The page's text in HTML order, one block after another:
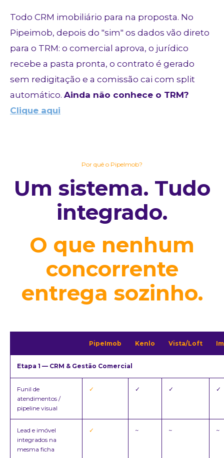
Todo CRM imobiliário para na proposta. No
Pipeimob, depois do "sim" os dados vão direto
para o TRM: o comercial aprova, o jurídico
recebe a pasta pronta, o contrato é gerado
sem redigitação e a comissão cai com split
automático. Ainda não conhece o TRM?
Clique aqui
Por quê o PipeImob?
Um sistema. Tudo
integrado.
O que nenhum
concorrente
entrega sozinho.
PipeImob Kenlo Vista/Loft
Etapa 1 — CRM & Gestão Comercial
Funil de
atendimentos /
pipeline visual
✓ ✓ ✓ ✓
Lead e imóvel
integrados na
mesma ficha
✓ ~ ~ ~